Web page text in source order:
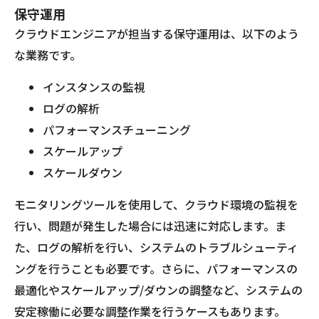
保守運用
クラウドエンジニアが担当する保守運用は、以下のよう
な業務です。
インスタンスの監視
ログの解析
パフォーマンスチューニング
スケールアップ
スケールダウン
モニタリングツールを使用して、クラウド環境の監視を
行い、問題が発生した場合には迅速に対応します。ま
た、ログの解析を行い、システムのトラブルシューティ
ングを行うことも必要です。さらに、パフォーマンスの
最適化やスケールアップ/ダウンの調整など、システムの
安定稼働に必要な調整作業を行うケースもあります。